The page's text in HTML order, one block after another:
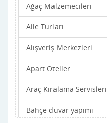
Ağaç Malzemecileri
Aile Turları
Alışveriş Merkezleri
Apart Oteller
Araç Kiralama Servisleri
Bahçe duvar yapımı